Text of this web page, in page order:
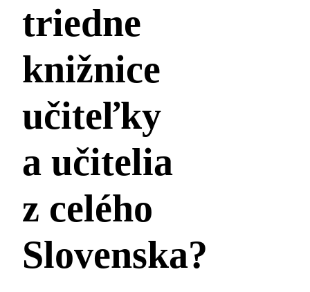
triedne
knižnice
učiteľky
a učitelia
z celého
Slovenska?